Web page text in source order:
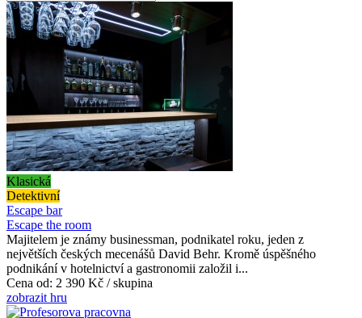
Klasická
Detektivní
Escape bar
Escape the room
Majitelem je známy businessman, podnikatel roku, jeden z
největších českých mecenášů David Behr. Kromě úspěšného
podnikání v hotelnictví a gastronomii založil i...
Cena od: 2 390 Kč / skupina
zobrazit hru